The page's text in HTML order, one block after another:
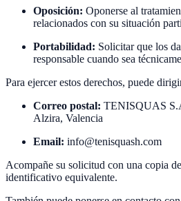
Oposición: Oponerse al
relacionados con su situación
Portabilidad: Solicitar que los
responsable cuando sea
Para ejercer estos derechos, puede
Correo postal: TENISQUAS
Alzira, Valencia
Email: info@tenisquash.com
Acompañe su solicitud con una copia
identificativo equivalente.